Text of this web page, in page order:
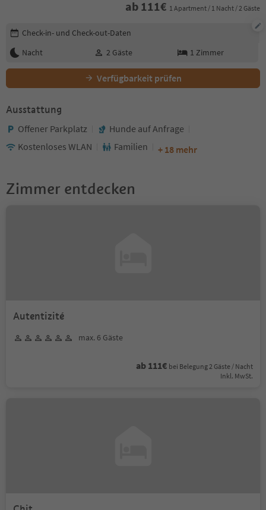
ab 111€ 1 Apartment / 1 Nacht / 2 Gäste
Buchungsdetails bearbeiten
Check-in- und Check-out-Daten
Nacht
2 Gäste 1 Zimmer
Verfügbarkeit prüfen
Ausstattung
Offener Parkplatz
Hunde auf Anfrage
Kostenloses WLAN
Familien + 18 mehr
Zimmer entdecken
Autentizité
max. 6 Gäste
ab 111€ bei Belegung 2 Gäste / Nacht
Inkl. MwSt.